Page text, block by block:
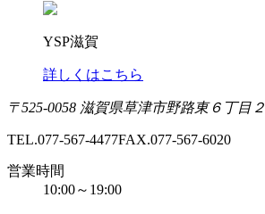
YSP滋賀
詳しくはこちら
〒525-0058 滋賀県草津市野路東６丁目
TEL.077-567-4477FAX.077-567-6020
営業時間
10:00～19:00